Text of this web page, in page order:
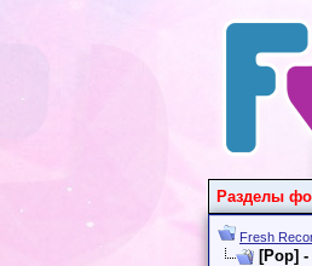
Разделы
Fresh
[Pop]